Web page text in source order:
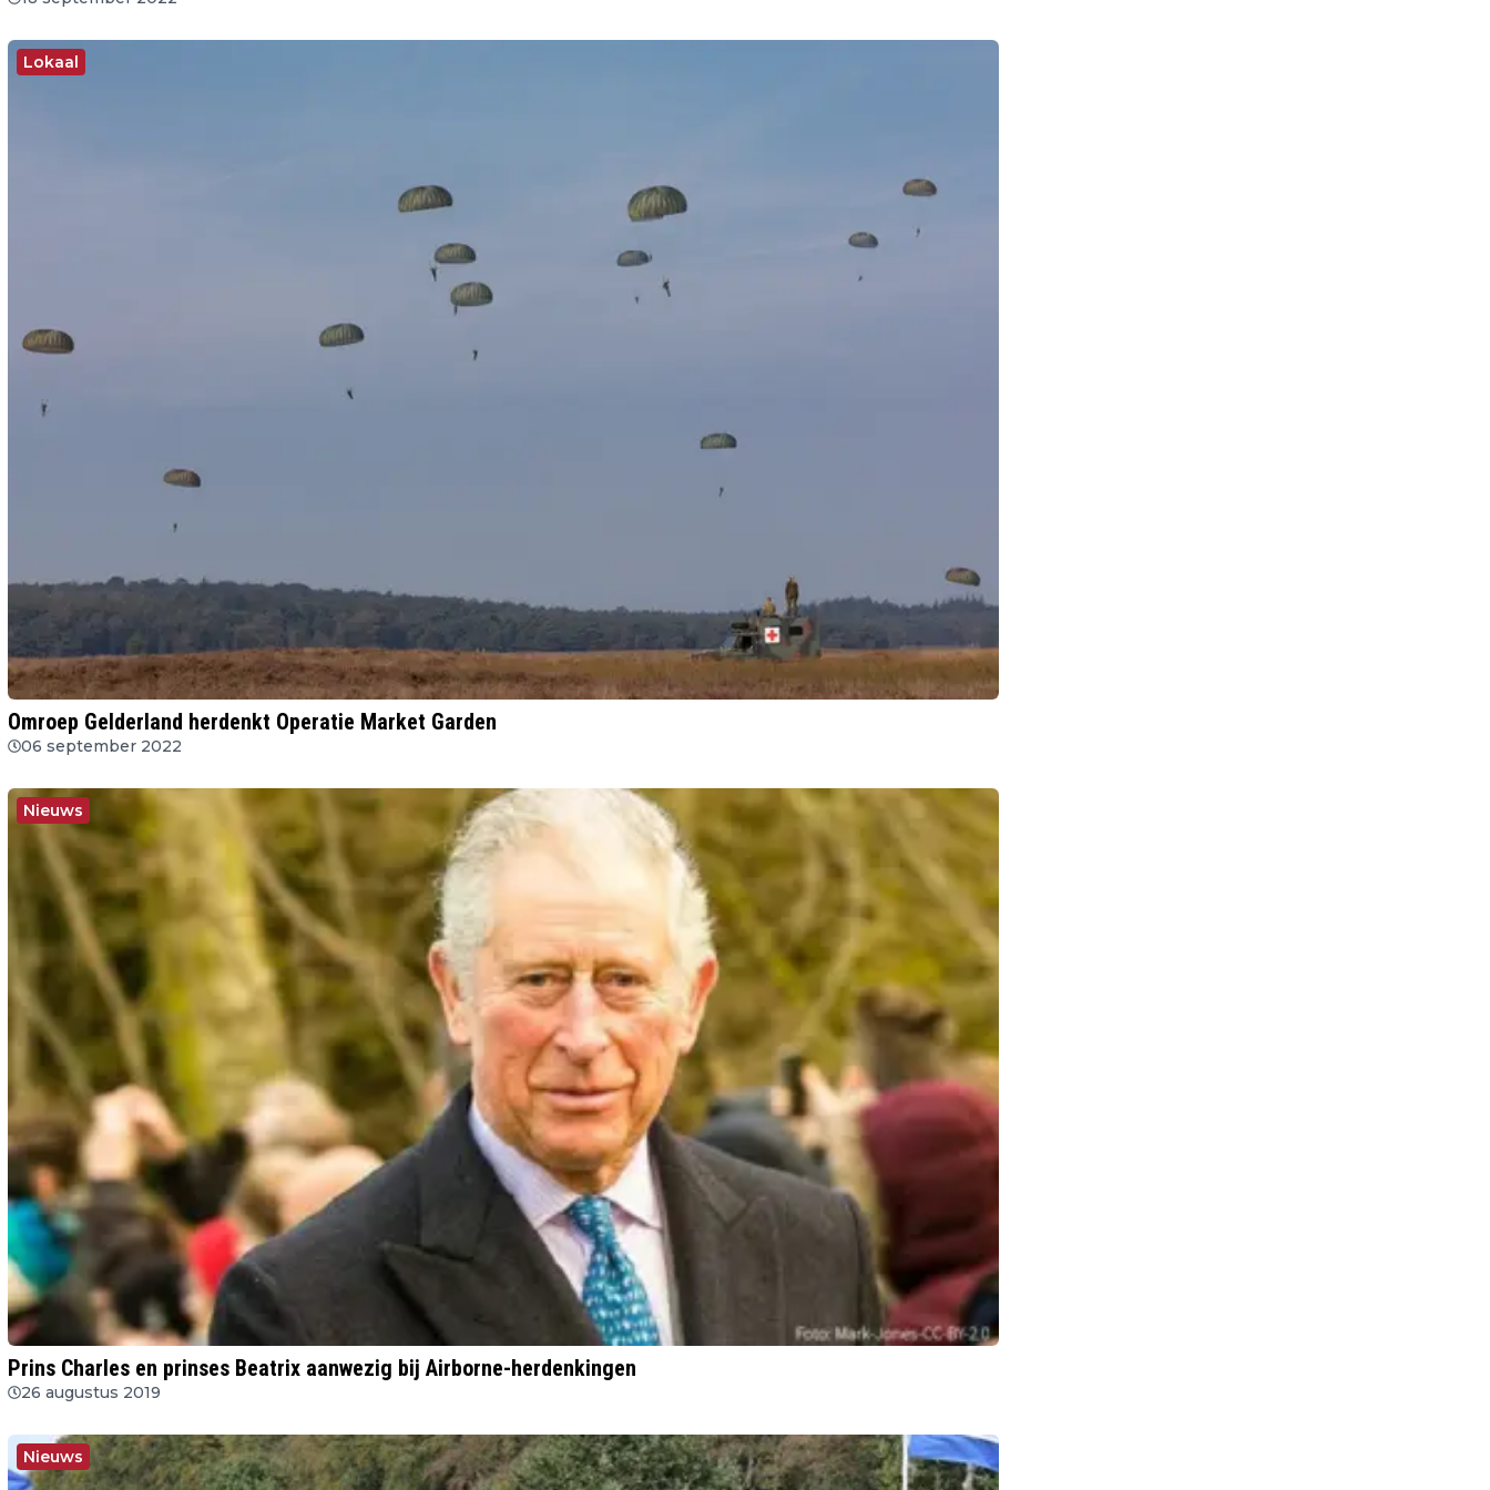
Lokaal
Omroep Gelderland herdenkt Operatie Market Garden
06 september 2022
Nieuws
Prins Charles en prinses Beatrix aanwezig bij Airborne-herdenkingen
26 augustus 2019
Nieuws